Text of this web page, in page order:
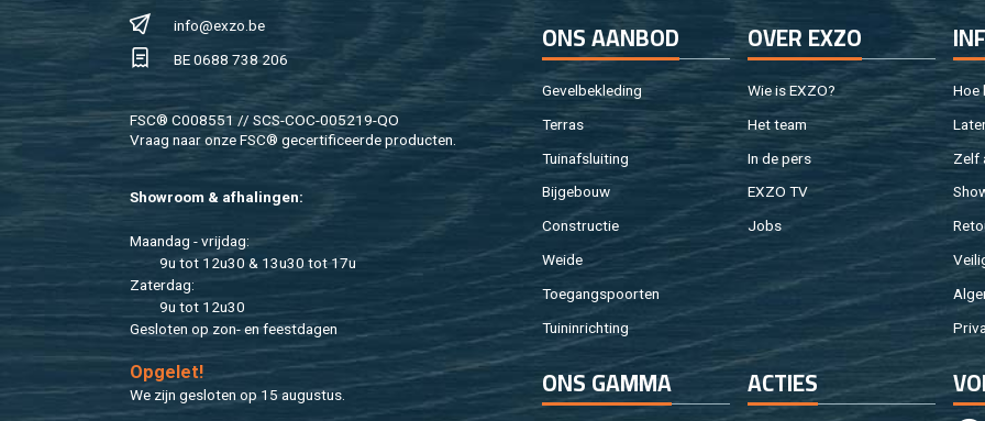
info@​exzo.​be
BE 0688 738 206
FSC® C008551 // SCS-COC-005219-QO
Vraag naar onze FSC® ge­cer­ti­fi­ceer­de pro­duc­ten.
Show­room & af­ha­lin­gen:
Maan­dag - vrij­dag:
9u tot 12u30 & 13u30 tot 17u
Za­ter­dag:
9u tot 12u30
Ge­slo­ten op zon- en feest­da­gen
Op­ge­let!
We zijn ge­slo­ten op 15 au­gus­tus.
ONS AAN­BOD
Ge­vel­be­kle­ding
Ter­ras
Tuin­af­slui­ting
Bij­ge­bouw
Con­struc­tie
Weide
Toe­gangs­poor­ten
Tuin­in­rich­ting
OVER EXZO
Wie is EXZO?
Het team
In de pers
EXZO TV
Jobs
Hoe
Zelf
ONS GAMMA AC­TIES